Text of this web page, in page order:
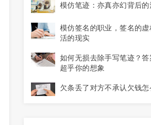
模仿笔迹：亦真亦幻背后的
模仿签名的职业，签名的虚
活的现实
如何无损去除手写笔迹？
超乎你的想象
欠条丢了对方不承认欠钱怎